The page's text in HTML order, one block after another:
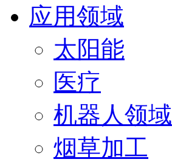
应用领域
太阳能
医疗
机器人领域
烟草加工